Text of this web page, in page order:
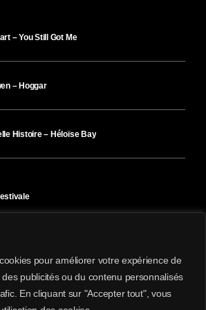
pour améliorer votre expérience de
publicités ou du contenu personnalisés
En cliquant sur "Accepter tout", vous
– You Still Got Me
– Hoggar
Histoire – Héloïse Bay
– mardi 28 juillet